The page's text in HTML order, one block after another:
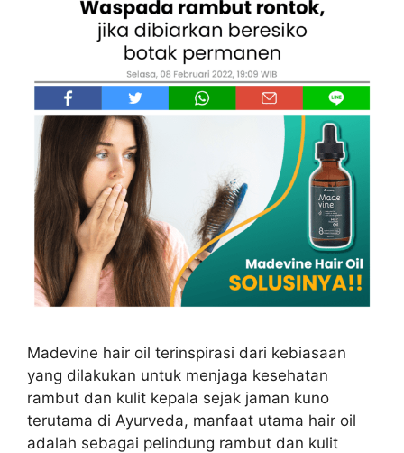
Madevine hair oil terinspirasi dari kebiasaan
yang dilakukan untuk menjaga kesehatan
rambut dan kulit kepala sejak jaman kuno
terutama di Ayurveda, manfaat utama hair oil
adalah sebagai pelindung rambut dan kulit